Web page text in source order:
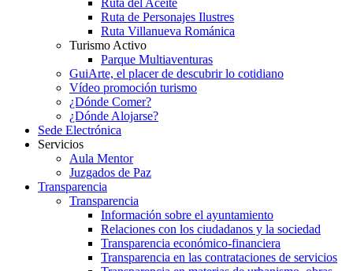
Ruta de Personajes Ilustres
Ruta Villanueva Románica
Turismo Activo
Parque Multiaventuras
GuiArte, el placer de descubrir lo cotidiano
Vídeo promoción turismo
¿Dónde Comer?
¿Dónde Alojarse?
Sede Electrónica
Servicios
Aula Mentor
Juzgados de Paz
Transparencia
Transparencia
Información sobre el ayuntamiento
Relaciones con los ciudadanos y la sociedad
Transparencia económico-financiera
Transparencia en las contrataciones de servicios